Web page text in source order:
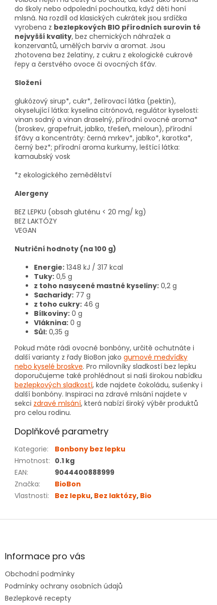
do školy nebo odpolední pochoutka, když děti honí
mlsná. Na rozdíl od klasických cukrátek jsou srdíčka
vyrobena z bezlepkových BIO přírodních surovin té
nejvyšší kvality, bez chemických náhražek a
konzervantů, umělých barviv a aromat. Jsou
zhotovena bez želatiny, z cukru z ekologické cukrové
řepy a čerstvého ovoce či ovocných šťáv.
Složení
glukózový sirup*, cukr*, želírovací látka (pektin),
okyselující látka: kyselina citrónová, regulátor kyselosti:
vinan sodný a vinan draselný, přírodní ovocné aroma*
(broskev, grapefruit, jablko, třešeň, meloun), přírodní
šťávy a koncentráty: černá mrkev*, jablko*, karotka*,
černý bez*; přírodní aroma kurkumy, leštící látka:
kamaubský vosk
*z ekologického zemědělství
Alergeny
BEZ LEPKU (obsah gluténu < 20 mg/ kg)
BEZ LAKTÓZY
VEGAN
Nutriční hodnoty (na 100 g)
Energie: 1348 kJ / 317 kcal
Tuky: 0,5 g
z toho nasycené mastné kyseliny: 0,2 g
Sacharidy: 77 g
z toho cukry: 46 g
Bílkoviny: 0 g
Vláknina: 0 g
Sůl: 0,35 g
Pokud máte rádi ovocné bonbóny, určitě ochutnáte i
další varianty z řady BioBon jako gumové medvídky
nebo kyselé broskve. Pro milovníky sladkostí bez lepku
doporučujeme také prohlédnout si naši širokou nabídku
bezlepkových sladkostí, kde najdete čokoládu, sušenky i
další bonbóny. Inspiraci na zdravé mlsání najdete v
sekci zdravé mlsání, která nabízí široký výběr produktů
pro celou rodinu.
Doplňkové parametry
Kategorie:
Bonbony bez lepku
Hmotnost: 0.1 kg
EAN:
9044400888999
Značka:
BioBon
Vlastnosti: Bez lepku, Bez laktózy, Bio
Z
aInformace pro vás
Obchodní podmínky
Podmínky ochrany osobních údajů
Bezlepkové recepty